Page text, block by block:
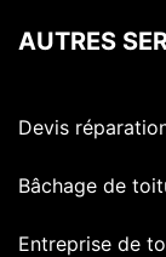
AUTRES
Devis
Bâchage de
Entreprise de